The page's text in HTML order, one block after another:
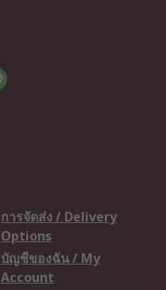
การจัดส่ง / Delivery
Options
บัญชีของฉัน / My
Account